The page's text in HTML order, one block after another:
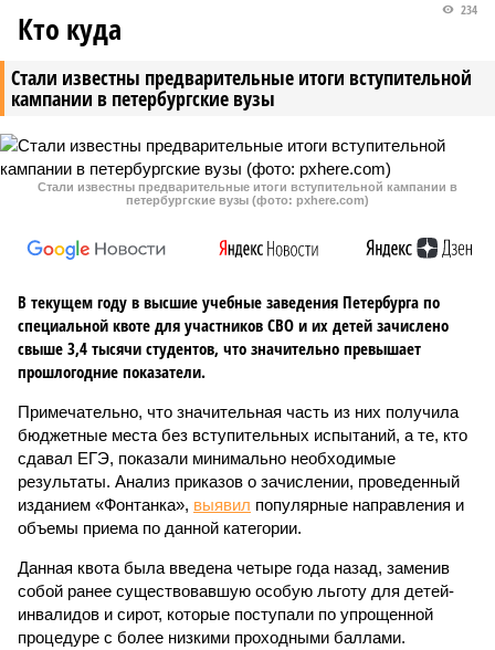
Стали известны предварительные итоги вступительной
кампании в петербургские вузы
234
Кто куда
Стали известны предварительные итоги вступительной кампании в
петербургские вузы (фото: pxhere.com)
В текущем году в высшие учебные заведения Петербурга по
специальной квоте для участников СВО и их детей зачислено
свыше 3,4 тысячи студентов, что значительно превышает
прошлогодние показатели.
Примечательно, что значительная часть из них получила
бюджетные места без вступительных испытаний, а те, кто
сдавал ЕГЭ, показали минимально необходимые
результаты. Анализ приказов о зачислении, проведенный
изданием «Фонтанка», выявил популярные направления и
объемы приема по данной категории.
Данная квота была введена четыре года назад, заменив
собой ранее существовавшую особую льготу для детей-
инвалидов и сирот, которые поступали по упрощенной
процедуре с более низкими проходными баллами.